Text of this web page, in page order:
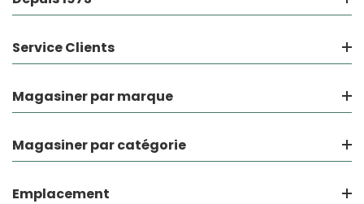
Service Clients
Magasiner par marque
Magasiner par catégorie
Emplacement